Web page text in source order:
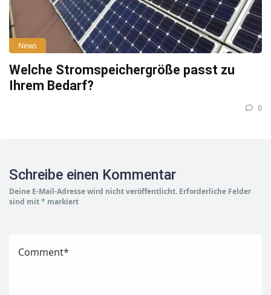
News
Welche Stromspeichergröße passt zu
Ihrem Bedarf?
0
Schreibe einen Kommentar
Deine E-Mail-Adresse wird nicht veröffentlicht. Erforderliche Felder
sind mit* markiert